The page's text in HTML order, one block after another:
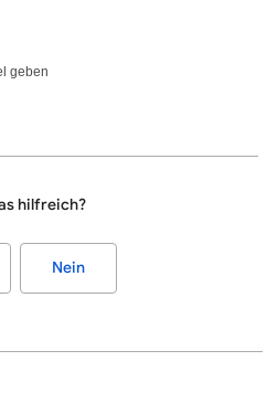
geben
hilfreich?
Nein